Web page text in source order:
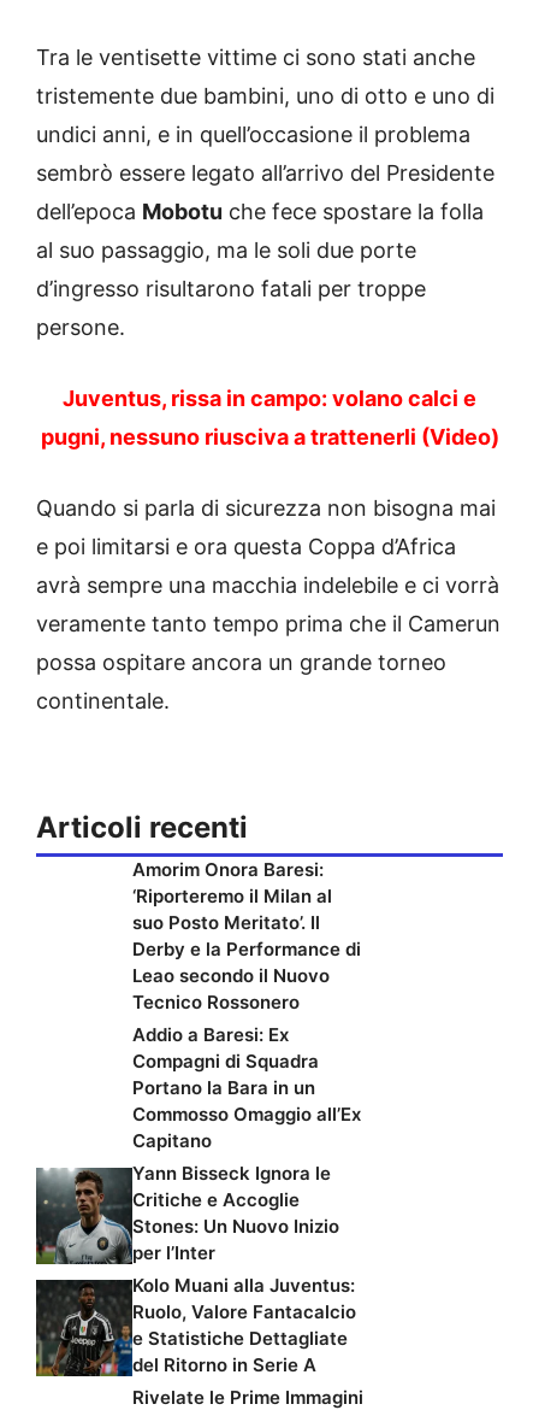
Tra le ventisette vittime ci sono stati anche
tristemente due bambini, uno di otto e uno di
undici anni, e in quell’occasione il problema
sembrò essere legato all’arrivo del Presidente
dell’epoca Mobotu che fece spostare la folla
al suo passaggio, ma le soli due porte
d’ingresso risultarono fatali per troppe
persone.
Juventus, rissa in campo: volano calci e
pugni, nessuno riusciva a trattenerli (Video)
Quando si parla di sicurezza non bisogna mai
e poi limitarsi e ora questa Coppa d’Africa
avrà sempre una macchia indelebile e ci vorrà
veramente tanto tempo prima che il Camerun
possa ospitare ancora un grande torneo
continentale.
Articoli recenti
Amorim Onora Baresi:
‘Riporteremo il Milan al
suo Posto Meritato’. Il
Derby e la Performance di
Leao secondo il Nuovo
Tecnico Rossonero
Addio a Baresi: Ex
Compagni di Squadra
Portano la Bara in un
Commosso Omaggio all’Ex
Capitano
Yann Bisseck Ignora le
Critiche e Accoglie
Stones: Un Nuovo Inizio
per l’Inter
Kolo Muani alla Juventus:
Ruolo, Valore Fantacalcio
e Statistiche Dettagliate
del Ritorno in Serie A
Rivelate le Prime Immagini